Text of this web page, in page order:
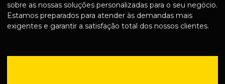
sobre as nossas soluções personalizadas para o seu negócio.
Estamos preparados para atender às demandas mais
exigentes e garantir a satisfação total dos nossos clientes.